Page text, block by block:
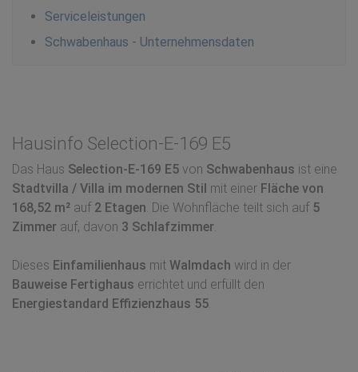
Serviceleistungen
Schwabenhaus - Unternehmensdaten
Hausinfo Selection-E-169 E5
Das Haus Selection-E-169 E5 von Schwabenhaus ist eine
Stadtvilla / Villa im modernen Stil mit einer Fläche von
168,52 m² auf 2 Etagen. Die Wohnfläche teilt sich auf 5
Zimmer auf, davon 3 Schlafzimmer.
Dieses Einfamilienhaus mit Walmdach wird in der
Bauweise Fertighaus errichtet und erfüllt den
Energiestandard Effizienzhaus 55.